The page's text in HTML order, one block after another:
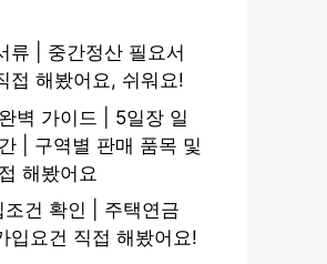
류 | 중간정산 필요서
접 해봤어요, 쉬워요!
벽 가이드 | 5일장 일
| 구역별 판매 품목 및
해봤어요
조건 확인 | 주택연금
입요건 직접 해봤어요!